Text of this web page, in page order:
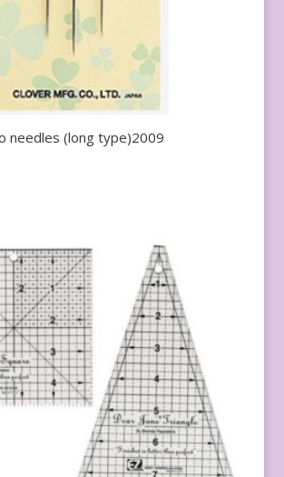
needles (long type)2009